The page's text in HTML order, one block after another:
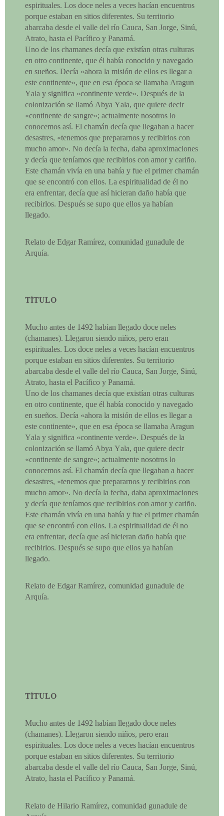
espirituales. Los doce neles a veces hacían encuentros
porque estaban en sitios diferentes. Su territorio
abarcaba desde el valle del río Cauca, San Jorge, Sinú,
Atrato, hasta el Pacífico y Panamá.
Uno de los chamanes decía que existían otras culturas
en otro continente, que él había conocido y navegado
en sueños. Decía «ahora la misión de ellos es llegar a
este continente», que en esa época se llamaba Aragun
Yala y significa «continente verde». Después de la
colonización se llamó Abya Yala, que quiere decir
«continente de sangre»; actualmente nosotros lo
conocemos así. El chamán decía que llegaban a hacer
desastres, «tenemos que prepararnos y recibirlos con
mucho amor». No decía la fecha, daba aproximaciones
y decía que teníamos que recibirlos con amor y cariño.
Este chamán vivía en una bahía y fue el primer chamán
que se encontró con ellos. La espiritualidad de él no
era enfrentar, decía que así hicieran daño había que
recibirlos. Después se supo que ellos ya habían
llegado.
Relato de Edgar Ramírez, comunidad gunadule de
Arquía.
TÍTULO
Mucho antes de 1492 habían llegado doce neles
(chamanes). Llegaron siendo niños, pero eran
espirituales. Los doce neles a veces hacían encuentros
porque estaban en sitios diferentes. Su territorio
abarcaba desde el valle del río Cauca, San Jorge, Sinú,
Atrato, hasta el Pacífico y Panamá.
Uno de los chamanes decía que existían otras culturas
en otro continente, que él había conocido y navegado
en sueños. Decía «ahora la misión de ellos es llegar a
este continente», que en esa época se llamaba Aragun
Yala y significa «continente verde». Después de la
colonización se llamó Abya Yala, que quiere decir
«continente de sangre»; actualmente nosotros lo
conocemos así. El chamán decía que llegaban a hacer
desastres, «tenemos que prepararnos y recibirlos con
mucho amor». No decía la fecha, daba aproximaciones
y decía que teníamos que recibirlos con amor y cariño.
Este chamán vivía en una bahía y fue el primer chamán
que se encontró con ellos. La espiritualidad de él no
era enfrentar, decía que así hicieran daño había que
recibirlos. Después se supo que ellos ya habían
llegado.
Relato de Edgar Ramírez, comunidad gunadule de
Arquía.
TÍTULO
Mucho antes de 1492 habían llegado doce neles
(chamanes). Llegaron siendo niños, pero eran
espirituales. Los doce neles a veces hacían encuentros
porque estaban en sitios diferentes. Su territorio
abarcaba desde el valle del río Cauca, San Jorge, Sinú,
Atrato, hasta el Pacífico y Panamá.
Relato de Hilario Ramírez, comunidad gunadule de